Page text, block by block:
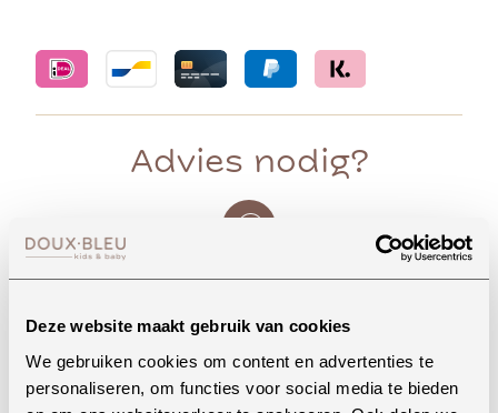
Deze website maakt gebruik van cookies
We gebruiken cookies om content en advertenties te
personaliseren, om functies voor social media te bieden
Advies nodig?
Whatsapp
Onze winkel in Uden